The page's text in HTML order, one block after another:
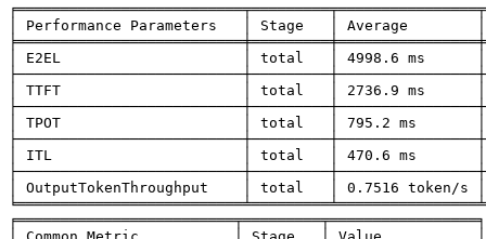
│ Performance Parameters   │ Stage   │
│ E2EL                     │ total   │ 4998.6 ms      │
│ TTFT                     │ total   │ 2736.9 ms      │
│ TPOT                     │ total   │ 795.2 ms       │
│ ITL                      │ total   │ 470.6 ms       │
│ OutputTokenThroughput    │ total   │ 0.7516 token/
╒═════════════════════════╤═════════╤═════════════════╕